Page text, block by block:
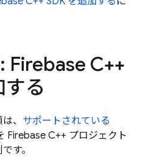
: Firebase C++
する
、 サポートされている
Firebase C++ プロジェクト
す。